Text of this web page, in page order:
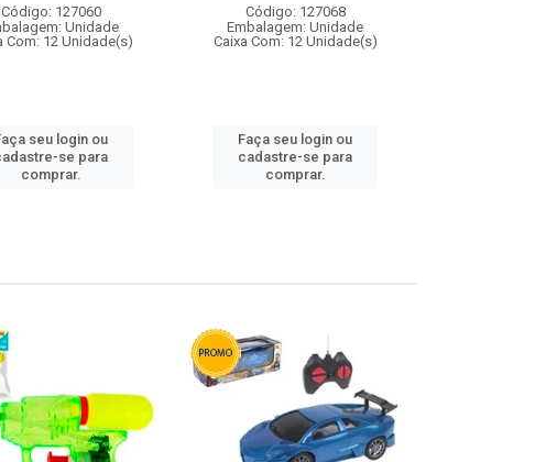
Código: 127060
Unidade
Com: 12 Unidade(s)
seu login ou
se para
comprar.
Código: 127068
Embalagem: Unidade
Caixa Com: 12 Unidade(s)
Faça seu login ou
cadastre-se para
comprar.